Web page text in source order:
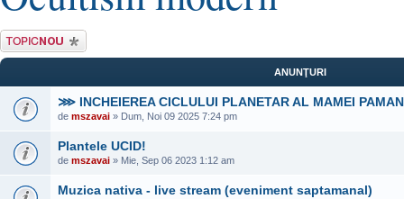
Scrie un subiect
nou
ANUNŢURI
⋙ INCHEIEREA CICLULUI PLANETAR AL MAMEI
de mszavai » Dum, Noi 09 2025 7:24 pm
Plantele UCID!
de mszavai » Mie, Sep 06 2023 1:12 am
Muzica nativa - live stream (eveniment saptamanal)